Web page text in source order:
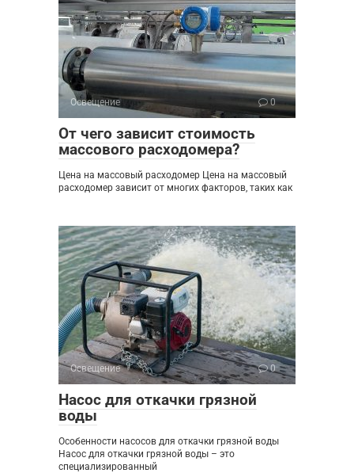
Освещение 0
От чего зависит стоимость
массового расходомера?
Цена на массовый расходомер Цена на массовый
расходомер зависит от многих факторов, таких как
Освещение 0
Насос для откачки грязной
воды
Особенности насосов для откачки грязной воды
Насос для откачки грязной воды – это
специализированный